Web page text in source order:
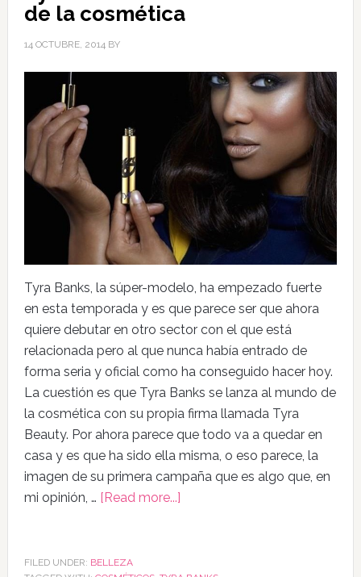
de la cosmética
14 OCTUBRE, 2014BY
Tyra Banks, la súper-modelo, ha empezado fuerte
en esta temporada y es que parece ser que ahora
quiere debutar en otro sector con el que está
relacionada pero al que nunca había entrado de
forma seria y oficial como ha conseguido hacer hoy.
La cuestión es que Tyra Banks se lanza al mundo de
la cosmética con su propia firma llamada Tyra
Beauty. Por ahora parece que todo va a quedar en
casa y es que ha sido ella misma, o eso parece, la
imagen de su primera campaña que es algo que, en
mi opinión, … [Read more...]
FILED UNDER: BELLEZA